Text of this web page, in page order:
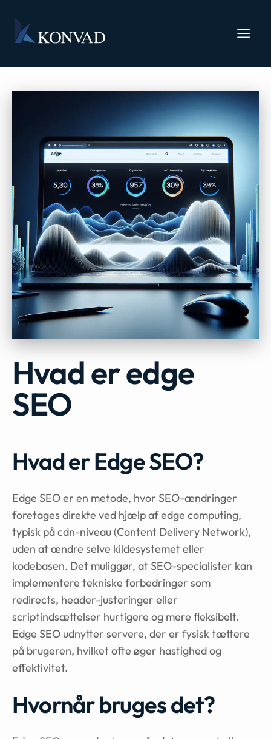
Hvad er edge
SEO
Hvad er Edge SEO?
Edge SEO er en metode, hvor SEO-ændringer
foretages direkte ved hjælp af edge computing,
typisk på cdn-niveau (Content Delivery Network),
uden at ændre selve kildesystemet eller
kodebasen. Det muliggør, at SEO-specialister kan
implementere tekniske forbedringer som
redirects, header-justeringer eller
scriptindsættelser hurtigere og mere fleksibelt.
Edge SEO udnytter servere, der er fysisk tættere
på brugeren, hvilket ofte øger hastighed og
effektivitet.
Hvornår bruges det?